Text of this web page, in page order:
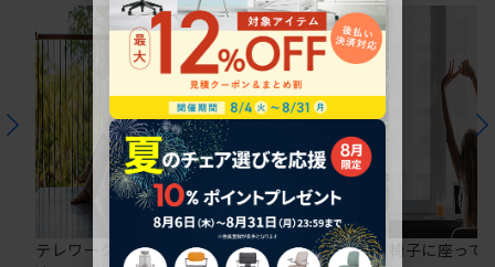
テレワークの仕事を快
在宅ワークにおすすめ
椅子に座っ